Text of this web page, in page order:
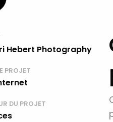
Hebert Photography
PROJET
DU PROJET